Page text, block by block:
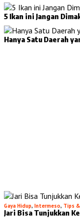
5 Ikan ini Jangan
Hanya Satu Daerah
Gaya Hidup, Intermeso, Tips
Jari Bisa Tunjukkan